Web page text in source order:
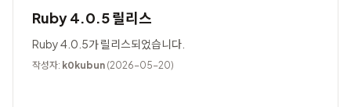
Ruby 4.0.5 릴리스
Ruby 4.0.5가 릴리스되었습니다.
작성자: k0kubun (2026-05-20)